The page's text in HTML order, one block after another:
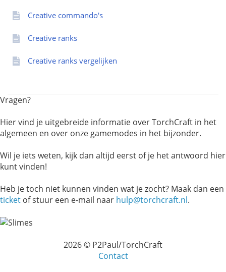
Creative commando's
Creative ranks
Creative ranks vergelijken
Vragen?
Hier vind je uitgebreide informatie over TorchCraft in het
algemeen en over onze gamemodes in het bijzonder.
Wil je iets weten, kijk dan altijd eerst of je het antwoord hier
kunt vinden!
Heb je toch niet kunnen vinden wat je zocht? Maak dan een
ticket of stuur een e-mail naar hulp@torchcraft.nl.
2026 © P2Paul/TorchCraft
Contact